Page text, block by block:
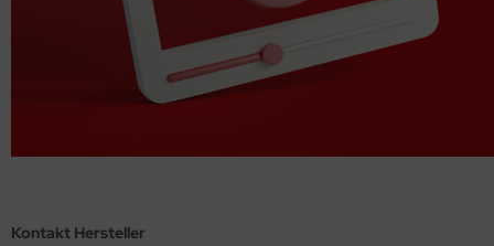
Kontakt Hersteller